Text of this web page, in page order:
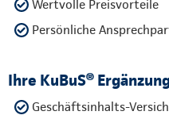
Wertvolle Preisvorteile
Persönliche
Ihre KuBuS®
Geschäftsinhalts-